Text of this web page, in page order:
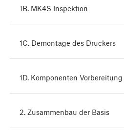
1B. MK4S Inspektion
1C. Demontage des Druckers
1D. Komponenten Vorbereitung
2. Zusammenbau der Basis